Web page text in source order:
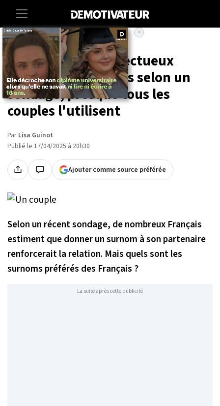
Accueil Lifestyle
Voici le surnom affectueux
préféré des Français selon un
sondage, presque tous les
couples l'utilisent
Par Lisa Guinot
Publié le 17/04/2025 à 20h30
Ajouter comme source préférée
Selon un récent sondage, de nombreux Français
estiment que donner un surnom à son partenaire
renforcerait la relation. Mais quels sont les
surnoms préférés des Français ?
La suite après cette publicité
×